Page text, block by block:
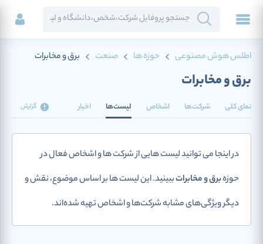
اطلس هوش مصنوعی حوزه ها صنعت برق و مخابرات
برق و مخابرات
نمای کلی شرکت‌ها اشخاص لیست‌ها اخبار گزارش
در اینجا می توانید لیست هایی از شرکت ها و اشخاص فعال در
حوزهبرق و مخابراتببینید. این لیست ها بر اساس موضوع، نقش و
دیگر ویژگی‌های مشابه شرکت‌ها و اشخاص تهیه شده‌اند.